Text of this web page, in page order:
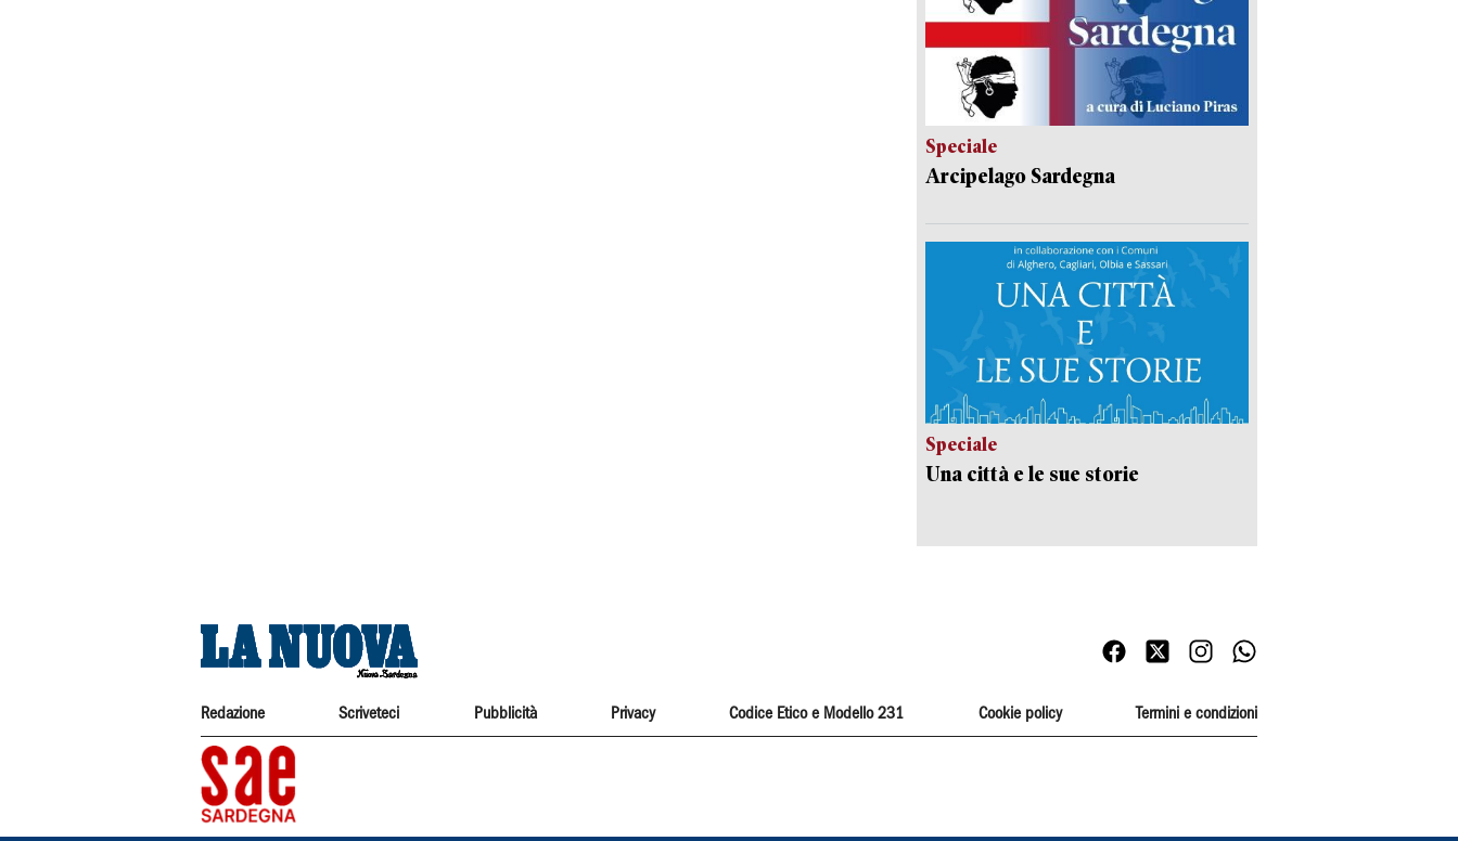
Speciale
Arcipelago Sardegna
Speciale
Una città e le sue storie
Redazione Scriveteci Pubblicità Privacy Codice Etico e Modello 231 Cookie policy Termini e condizioni